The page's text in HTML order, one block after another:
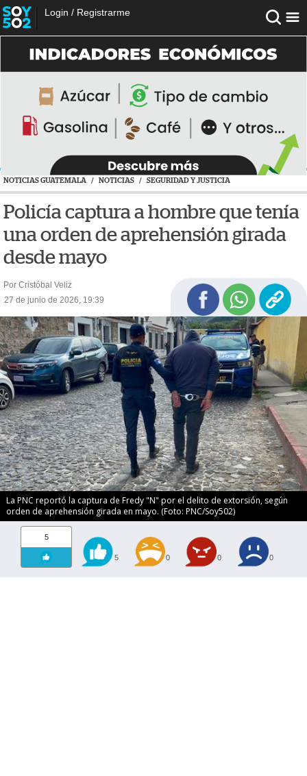
Login / Registrarme
NOTICIAS GUATEMALA / NOTICIAS / SEGURIDAD Y JUSTICIA
Policía captura a hombre que tenía
una orden de aprehensión girada
desde mayo
Por Cristóbal Veliz
27 de junio de 2026, 19:39
La PNC reportó la captura de Fredy "N" por el delito de extorsión, según
orden de aprehensión girada en mayo. (Foto: PNC/Soy502)
5
5 0 0 0